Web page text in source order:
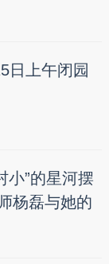
日上午闭园
小”的星河摆
杨磊与她的